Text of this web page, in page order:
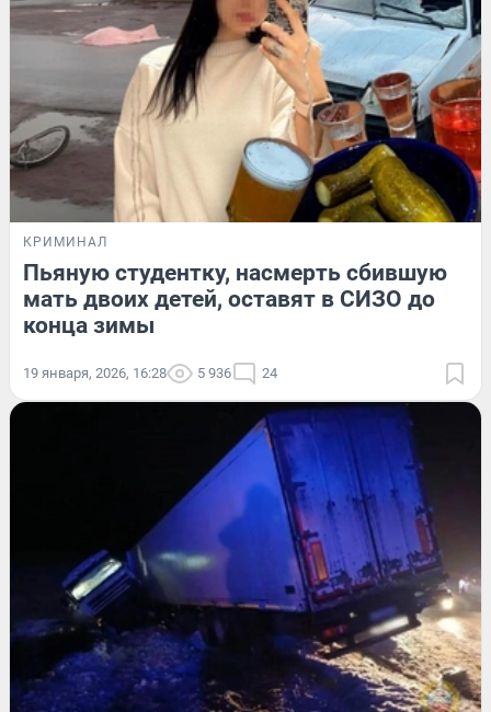
КРИМИНАЛ
Пьяную студентку, насмерть сбившую
мать двоих детей, оставят в СИЗО до
конца зимы
19 января, 2026, 16:28 5 936 24